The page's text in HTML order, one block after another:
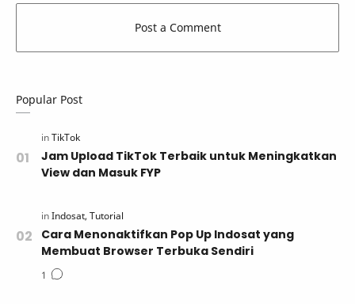
Popular Post
Jam Upload TikTok Terbaik untuk Meningkatkan
View dan Masuk FYP
Cara Menonaktifkan Pop Up Indosat yang
Membuat Browser Terbuka Sendiri